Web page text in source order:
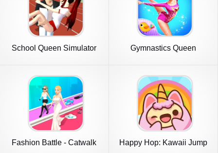
School Queen Simulator Gymnastics Queen
Fashion Battle - Catwalk
Happy Hop: Kawaii Jump